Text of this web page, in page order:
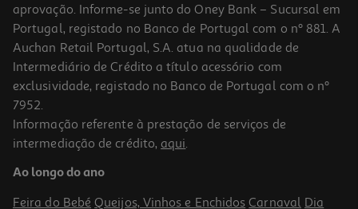
Caixa Mistério Anime Xl
19.99 €/un
aprovação. Informe-se junto do Oney Bank – Sucursal em
Portugal, registado no Banco de Portugal com o nº 881. A
Auchan Retail Portugal, S.A. atua na qualidade de
Intermediário de Crédito a título acessório com
exclusividade, registado no Banco de Portugal com o nº
7952.
Informação referente à prestação de serviços de
intermediação de crédito, aqui.
Ao longo do ano
Feira do Bebé Queijos, Vinhos e Enchidos Carnaval Dia